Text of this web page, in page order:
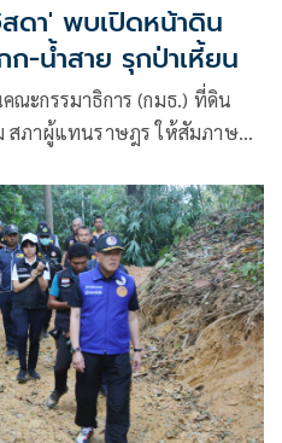
ดา' พบเปิดหน้าดิน
-น้ำสาย รุกป่าเหี้ยน
ณะกรรมาธิการ (กมธ.) ที่ดิน
สภาผู้แทนราษฎร ให้สัมภาษณ์
มมลพิษ